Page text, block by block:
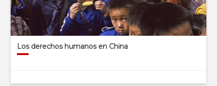
Los derechos humanos en China